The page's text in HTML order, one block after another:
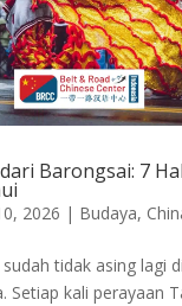
Barongsai: 7
2026 | Budaya,
tidak asing lagi
Setiap kali perayaan